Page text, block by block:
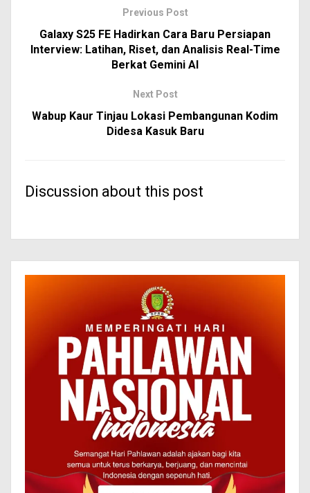
Previous Post
Galaxy S25 FE Hadirkan Cara Baru Persiapan
Interview: Latihan, Riset, dan Analisis Real-Time
Berkat Gemini AI
Next Post
Wabup Kaur Tinjau Lokasi Pembangunan Kodim
Didesa Kasuk Baru
Discussion about this post